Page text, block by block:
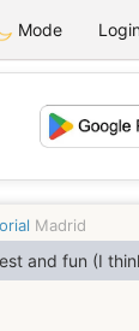
Mode
Madrid
and fun (I